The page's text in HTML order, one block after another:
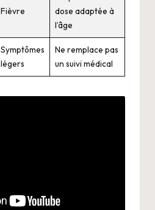
Fièvre
dose adaptée à
l’âge
Symptômes
légers
Ne remplace pas
un suivi médical